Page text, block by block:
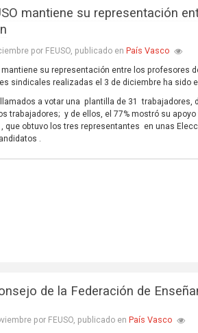
mantiene su representación
por FEUSO, publicado en País Vasco
mantiene su representación entre los profesores
sindicales realizadas el 3 de diciembre ha sido
a votar una plantilla de 31 trabajadores,
trabajadores; y de ellos, el 77% mostró su
, que obtuvo los tres representantes en unas
.
de la Federación de
por FEUSO, publicado en País Vasco